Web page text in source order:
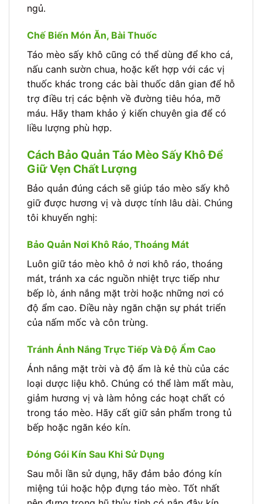
ngủ.
Chế Biến Món Ăn, Bài Thuốc
Táo mèo sấy khô cũng có thể dùng để kho cá,
nấu canh sườn chua, hoặc kết hợp với các vị
thuốc khác trong các bài thuốc dân gian để hỗ
trợ điều trị các bệnh về đường tiêu hóa, mỡ
máu. Hãy tham khảo ý kiến chuyên gia để có
liều lượng phù hợp.
Cách Bảo Quản Táo Mèo Sấy Khô Để
Giữ Vẹn Chất Lượng
Bảo quản đúng cách sẽ giúp táo mèo sấy khô
giữ được hương vị và dược tính lâu dài. Chúng
tôi khuyến nghị:
Bảo Quản Nơi Khô Ráo, Thoáng Mát
Luôn giữ táo mèo khô ở nơi khô ráo, thoáng
mát, tránh xa các nguồn nhiệt trực tiếp như
bếp lò, ánh nắng mặt trời hoặc những nơi có
độ ẩm cao. Điều này ngăn chặn sự phát triển
của nấm mốc và côn trùng.
Tránh Ánh Nắng Trực Tiếp Và Độ Ẩm Cao
Ánh nắng mặt trời và độ ẩm là kẻ thù của các
loại dược liệu khô. Chúng có thể làm mất màu,
giảm hương vị và làm hỏng các hoạt chất có
trong táo mèo. Hãy cất giữ sản phẩm trong tủ
bếp hoặc ngăn kéo kín.
Đóng Gói Kín Sau Khi Sử Dụng
Sau mỗi lần sử dụng, hãy đảm bảo đóng kín
miệng túi hoặc hộp đựng táo mèo. Tốt nhất